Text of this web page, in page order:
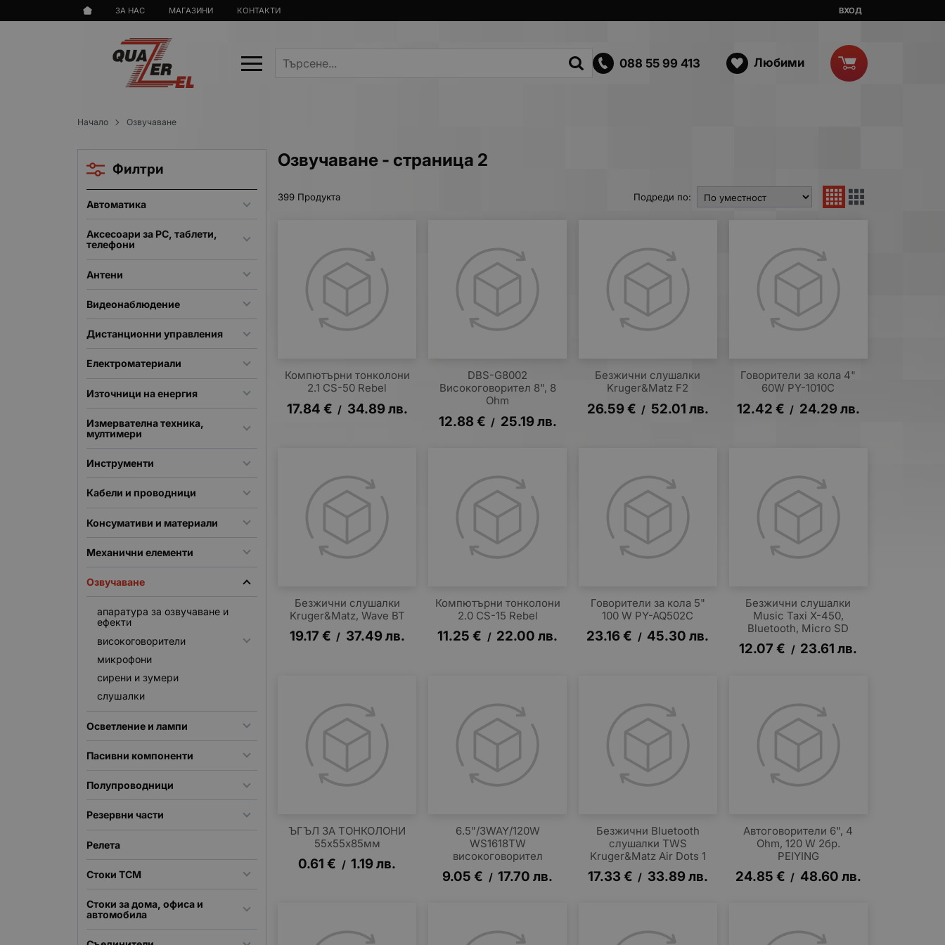
ЗА НАС МАГАЗИНИ КОНТАКТИ ВХОД
088 55 99 413 Любими
Начало Озвучаване
Озвучаване - страница 2
399 Продукта Подреди по:
Компютърни тонколони
2.1 CS-50 Rebel
17.84 € / 34.89лв.
DBS-G8002
Високоговорител 8", 8
Ohm
12.88 € / 25.19лв.
Безжични слушалки
Kruger&Matz F2
26.59€ / 52.01 лв.
Говорители за кола 4"
60W PY-1010C
12.42 € / 24.29лв.
Безжични слушалки
Kruger&Matz, Wave BT
19.17 € / 37.49лв.
Компютърни тонколони
2.0 CS-15 Rebel
11.25 € / 22.00 лв.
Говорители за кола 5"
100 W PY-AQ502C
23.16€ / 45.30 лв.
Безжични слушалки
Music Taxi X-450,
Bluetooth, Micro SD
12.07 € / 23.61 лв.
ЪГЪЛ ЗА ТОНКОЛОНИ
55х55х85мм
0.61 € / 1.19лв.
6.5"/3WAY/120W
WS1618TW
високоговорител
9.05 € / 17.70 лв.
Безжични Bluetooth
слушалки TWS
Kruger&Matz Air Dots 1
17.33 € / 33.89лв.
Автоговорители 6", 4
Ohm, 120 W 2бр.
PEIYING
24.85 € / 48.60 лв.
Филтри
Автоматика
Аксесоари за PC, таблети,
телефони
Антени
Видеонаблюдение
Дистанционни управления
Електроматериали
Източници на енергия
Измервателна техника,
мултимери
Инструменти
Кабели и проводници
Консумативи и материали
Механични елементи
Озвучаване
апаратура за озвучаване и
ефекти
високоговорители
микрофони
сирени и зумери
слушалки
Осветление и лампи
Пасивни компоненти
Полупроводници
Резервни части
Релета
Стоки TCM
Стоки за дома, офиса и
автомобила